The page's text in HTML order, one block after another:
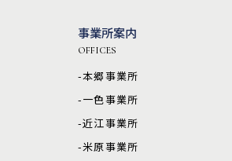
事業所案内
OFFICES
-本郷事業所
-一色事業所
-近江事業所
-米原事業所